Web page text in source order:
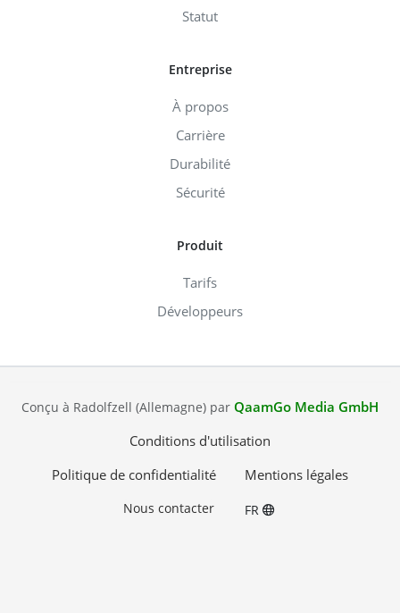
Statut
Entreprise
À propos
Carrière
Durabilité
Sécurité
Produit
Tarifs
Développeurs
Conçu à Radolfzell (Allemagne) par QaamGo Media GmbH
Conditions d'utilisation
Politique de confidentialité
Mentions légales
Nous contacter FR